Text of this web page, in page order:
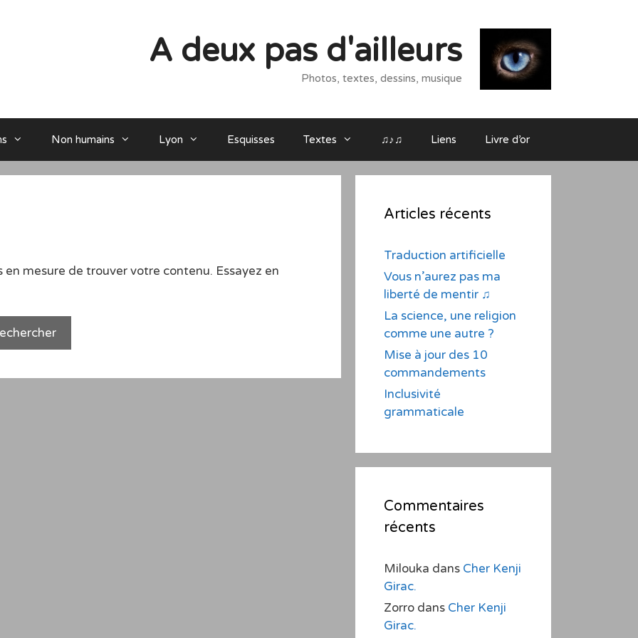
A deux pas d'ailleurs
Photos, textes, dessins, musique
Non humains Lyon Esquisses Textes ♫♪♫ Liens Livre d’or
en mesure de trouver votre contenu. Essayez en
Articles récents
Traduction artificielle
Vous n’aurez pas ma
liberté de mentir ♫
La science, une religion
comme une autre ?
Mise à jour des 10
commandements
Inclusivité
grammaticale
Commentaires
récents
Milouka dans Cher Kenji
Girac.
Zorro dans Cher Kenji
Girac.